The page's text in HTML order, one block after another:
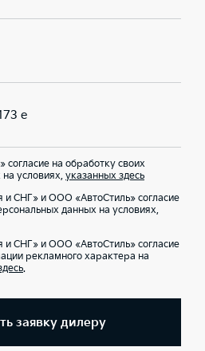
е
на обработку своих
условиях, указанных здесь
СНГ» и ООО «АвтоСтиль» согласие
данных на условиях,
СНГ» и ООО «АвтоСтиль» согласие
рекламного характера на
.
заявку дилеру